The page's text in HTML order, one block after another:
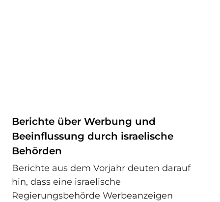
Berichte über Werbung und
Beeinflussung durch israelische
Behörden
Berichte aus dem Vorjahr deuten darauf
hin, dass eine israelische
Regierungsbehörde Werbeanzeigen